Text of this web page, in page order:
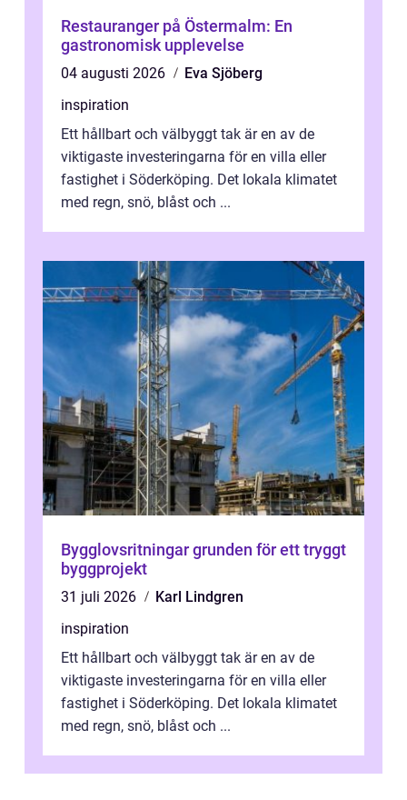
Restauranger på Östermalm: En
gastronomisk upplevelse
04 augusti 2026
Eva Sjöberg
inspiration
Ett hållbart och välbyggt tak är en av de
viktigaste investeringarna för en villa eller
fastighet i Söderköping. Det lokala klimatet
med regn, snö, blåst och ...
Bygglovsritningar grunden för ett tryggt
byggprojekt
31 juli 2026
Karl Lindgren
inspiration
Ett hållbart och välbyggt tak är en av de
viktigaste investeringarna för en villa eller
fastighet i Söderköping. Det lokala klimatet
med regn, snö, blåst och ...